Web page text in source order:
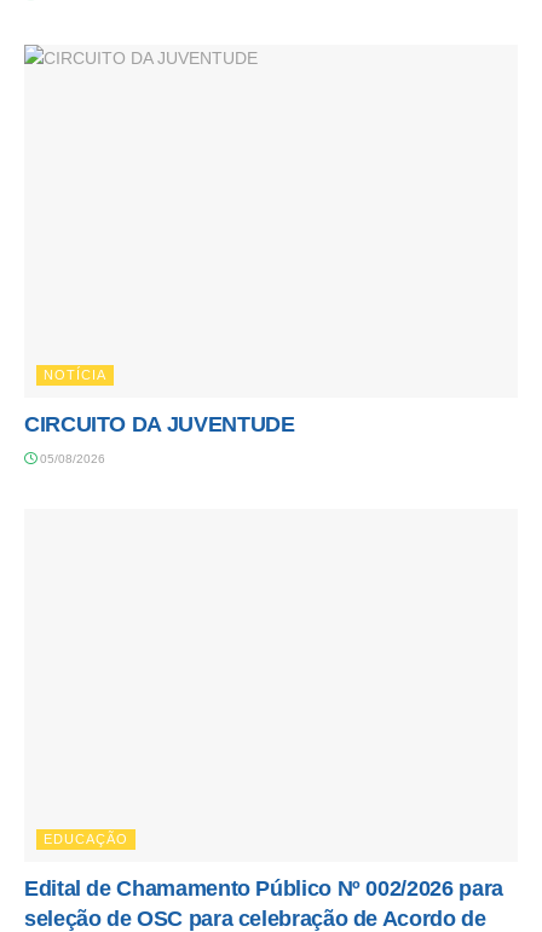
NOTÍCIA
CIRCUITO DA JUVENTUDE
05/08/2026
EDUCAÇÃO
Edital de Chamamento Público Nº 002/2026 para
seleção de OSC para celebração de Acordo de